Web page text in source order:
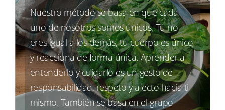
Nuestro método se basa en que cada
uno de nosotros somos únicos. Tú no
eres igual a los demás, tu cuerpo es único
y reacciona de forma única. Aprender a
entenderlo y cuidarlo es un gesto de
responsabilidad, respeto y afecto hacia ti
mismo. También se basa en el grupo